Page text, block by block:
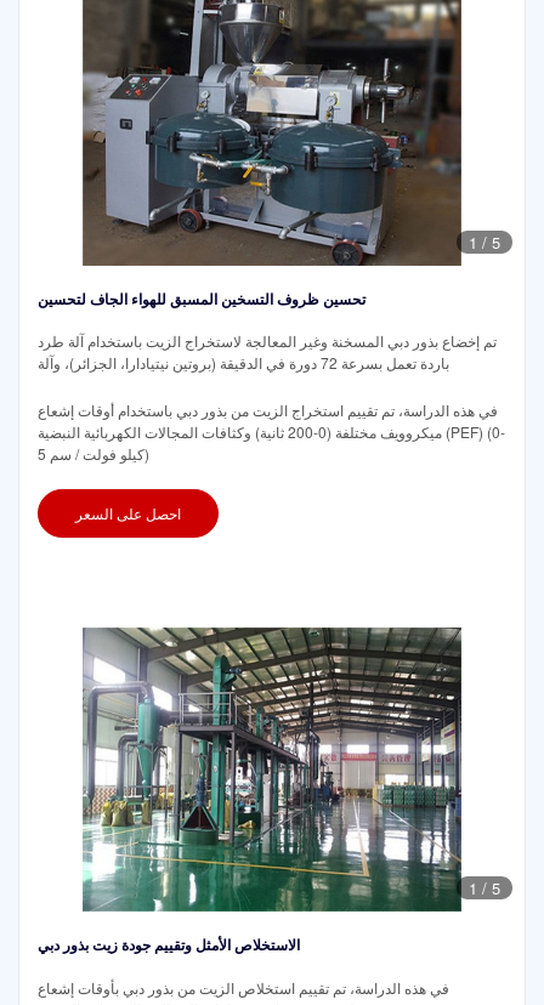
1 / 5
تحسين ظروف التسخين المسبق للهواء الجاف لتحسين
تم إخضاع بذور دبي المسخنة وغير المعالجة لاستخراج الزيت باستخدام آلة طرد
باردة تعمل بسرعة 72 دورة في الدقيقة (بروتين نيتيادارا، الجزائر)، وآلة
في هذه الدراسة، تم تقييم استخراج الزيت من بذور دبي باستخدام أوقات إشعاع
ميكروويف مختلفة (0-200 ثانية) وكثافات المجالات الكهربائية النبضية (PEF) (0-
5 كيلو فولت / سم)
احصل على السعر
1 / 5
الاستخلاص الأمثل وتقييم جودة زيت بذور دبي
في هذه الدراسة، تم تقييم استخلاص الزيت من بذور دبي بأوقات إشعاع